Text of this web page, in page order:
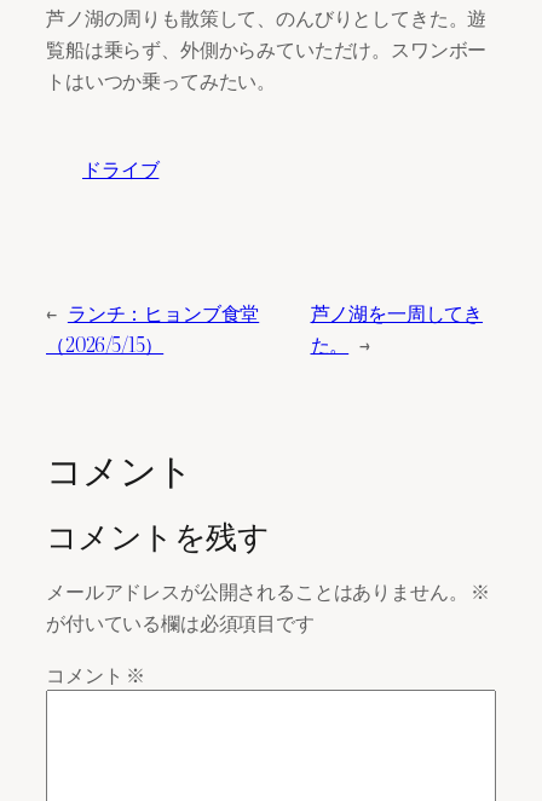
芦ノ湖の周りも散策して、のんびりとしてきた。遊
覧船は乗らず、外側からみていただけ。スワンボー
トはいつか乗ってみたい。
ドライブ
← ランチ：ヒョンブ食堂
（2026/5/15）
芦ノ湖を一周してき
た。
→
コメント
コメントを残す
メールアドレスが公開されることはありません。
※
が付いている欄は必須項目です
コメント ※